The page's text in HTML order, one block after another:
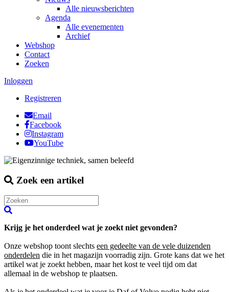
Alle nieuwsberichten
Agenda
Alle evenementen
Archief
Webshop
Contact
Zoeken
Inloggen
Registreren
Email
Facebook
Instagram
YouTube
Zoek een artikel
Krijg je het onderdeel wat je zoekt niet gevonden?
Onze webshop toont slechts een gedeelte van de vele duizenden
onderdelen die in het magazijn voorradig zijn. Grote kans dat we het
artikel wat je zoekt hebben, maar het kost te veel tijd om dat
allemaal in de webshop te plaatsen.